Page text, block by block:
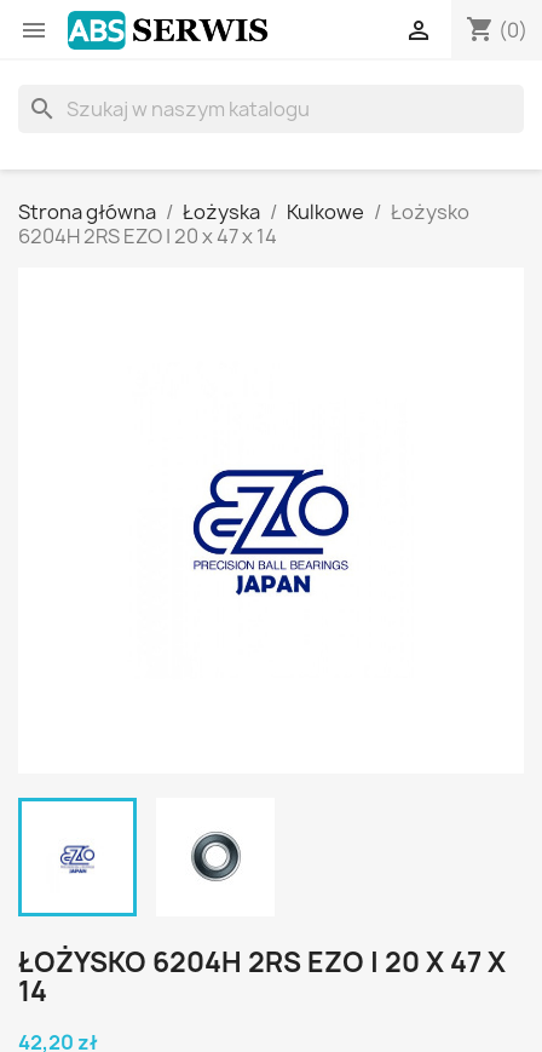
 shopping_cart (0)

search
Strona główna Łożyska Kulkowe
Łożysko
6204H 2RS EZO | 20 x 47 x 14
ŁOŻYSKO 6204H 2RS EZO | 20 X 47 X
14
42,20 zł